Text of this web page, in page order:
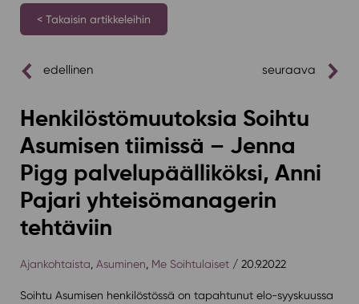
< Takaisin artikkeleihin
edellinen seuraava
Henkilöstömuutoksia Soihtu
Asumisen tiimissä – Jenna
Pigg palvelupäälliköksi, Anni
Pajari yhteisömanagerin
tehtäviin
Ajankohtaista Asuminen Me Soihtulaiset/ 20.9.2022
Soihtu Asumisen henkilöstössä on tapahtunut elo-syyskuussa